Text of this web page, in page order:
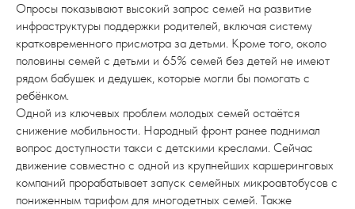
Опросы показывают высокий запрос семей на развитие
инфраструктуры поддержки родителей, включая систему
кратковременного присмотра за детьми. Кроме того, около
половины семей с детьми и 65% семей без детей не имеют
рядом бабушек и дедушек, которые могли бы помогать с
ребёнком.
Одной из ключевых проблем молодых семей остаётся
снижение мобильности. Народный фронт ранее поднимал
вопрос доступности такси с детскими креслами. Сейчас
движение совместно с одной из крупнейших каршеринговых
компаний прорабатывает запуск семейных микроавтобусов с
пониженным тарифом для многодетных семей. Также